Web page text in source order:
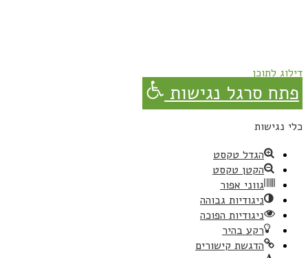
דילוג לתוכן
פתח סרגל נגישות
כלי נגישות
הגדל טקסט
הקטן טקסט
גווני אפור
ניגודיות גבוהה
ניגודיות הפוכה
רקע בהיר
הדגשת קישורים